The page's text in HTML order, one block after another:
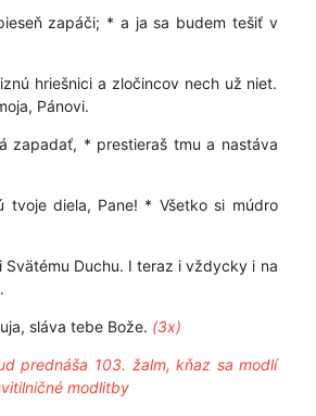
zapáči; * a ja sa budem tešiť v
hriešnici a zločincov nech už niet.
Pánovi.
zapadať, * prestieraš tmu a nastáva
tvoje diela, Pane! * Všetko si múdro
Svätému Duchu. I teraz i vždycky i na
sláva tebe Bože. (3x)
prednáša 103. žalm, kňaz sa modlí
modlitby